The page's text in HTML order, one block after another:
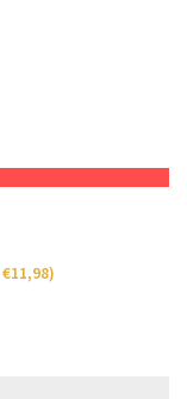
€11,98)